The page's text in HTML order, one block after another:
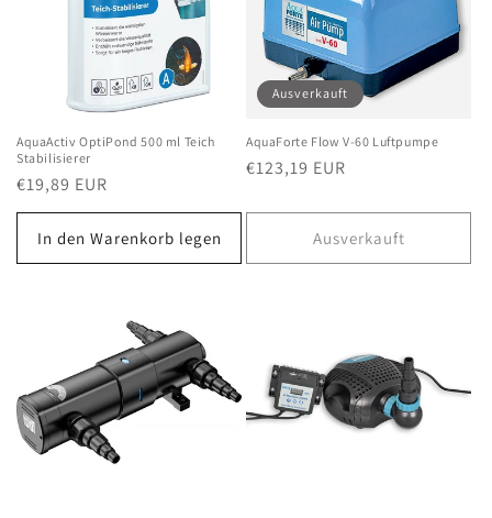
AquaActiv OptiPond 500 ml Teich
Stabilisierer
Normaler
Preis
€19,89 EUR
In den Warenkorb legen
Ausverkauft
AquaForte Flow V-60 Luftpumpe
Normaler
€123,19 EUR
Ausverkauft